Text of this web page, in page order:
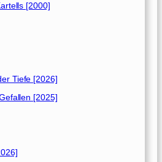
[2000]
Tiefe [2026]
[2025]